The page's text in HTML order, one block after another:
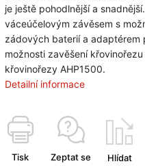
je ještě pohodlnější a
váceúčelovým závěsem s
zádových baterií a adaptérem
možnosti zavěšení
křovinořezy AHP1500.
Detailní informace
Tisk Zeptat se Hlídat